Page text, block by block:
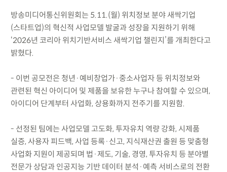
방송미디어통신위원회는 5.11.(월) 위치정보 분야 새싹기업
(스타트업)의 혁신적 사업모델 발굴과 성장을 지원하기 위해
‘2026년 코리아 위치기반서비스 새싹기업 챌린지’를 개최한다고
밝혔다.
- 이번 공모전은 청년·예비창업가·중소사업자 등 위치정보와
관련된 혁신 아이디어 및 제품을 보유한 누구나 참여할 수 있으며,
아이디어 단계부터 사업화, 상용화까지 전주기를 지원함.
- 선정된 팀에는 사업모델 고도화, 투자유치 역량 강화, 시제품
실증, 사용자 피드백, 사업 등록·신고, 지식재산권 출원 등 맞춤형
사업화 지원이 제공되며 법·제도, 기술, 경영, 투자유치 등 분야별
전문가 상담과 인공지능 기반 데이터 분석·예측 서비스로의 전환